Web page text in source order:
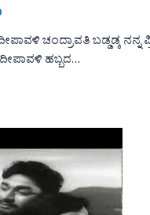
ಚಂದ್ರಾವತಿ ಬಡ್ಡಡ್ಕ ನನ್ನ
ಹಬ್ಬದ…